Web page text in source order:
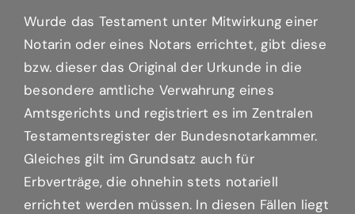
Wurde das Testament unter Mitwirkung einer
Notarin oder eines Notars errichtet, gibt diese
bzw. dieser das Original der Urkunde in die
besondere amtliche Verwahrung eines
Amtsgerichts und registriert es im Zentralen
Testamentsregister der Bundesnotarkammer.
Gleiches gilt im Grundsatz auch für
Erbverträge, die ohnehin stets notariell
errichtet werden müssen. In diesen Fällen liegt